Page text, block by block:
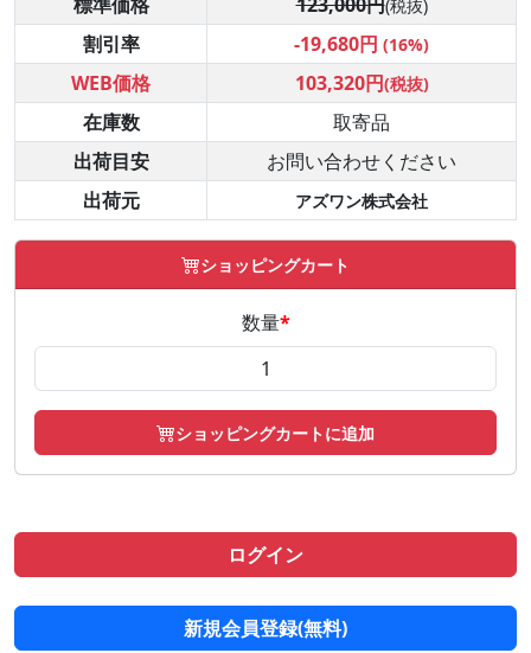
(税抜)
割引率 -19,680円 (16%)
WEB価格 103,320円(税抜)
在庫数
取寄品
出荷目安
お問い合わせください
出荷元
アズワン株式会社
ショッピングカート
数量*
ショッピングカートに追加
ログイン
新規会員登録(無料)